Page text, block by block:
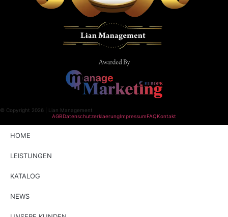
© Copyright 2026 | Lian Management
AGBDatenschutzerklaerungImpressumFAQKontakt
HOME
LEISTUNGEN
KATALOG
NEWS